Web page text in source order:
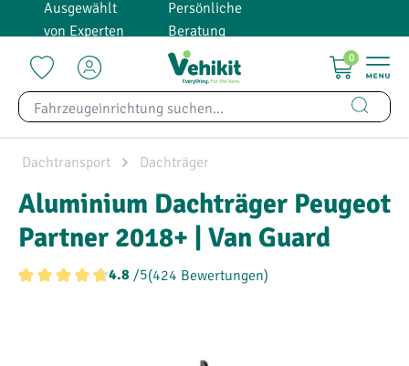
springen
Ausgewählt
von Experten
Persönliche
Beratung
0
Dachtransport Dachträger
Aluminium Dachträger Peugeot
Partner 2018+ | Van Guard
4.8 /5(424 Bewertungen)